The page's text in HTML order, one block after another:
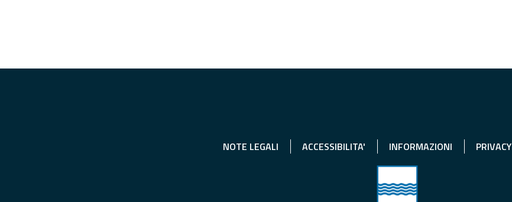
NOTE LEGALI ACCESSIBILITA' INFORMAZIONI PRIVACY